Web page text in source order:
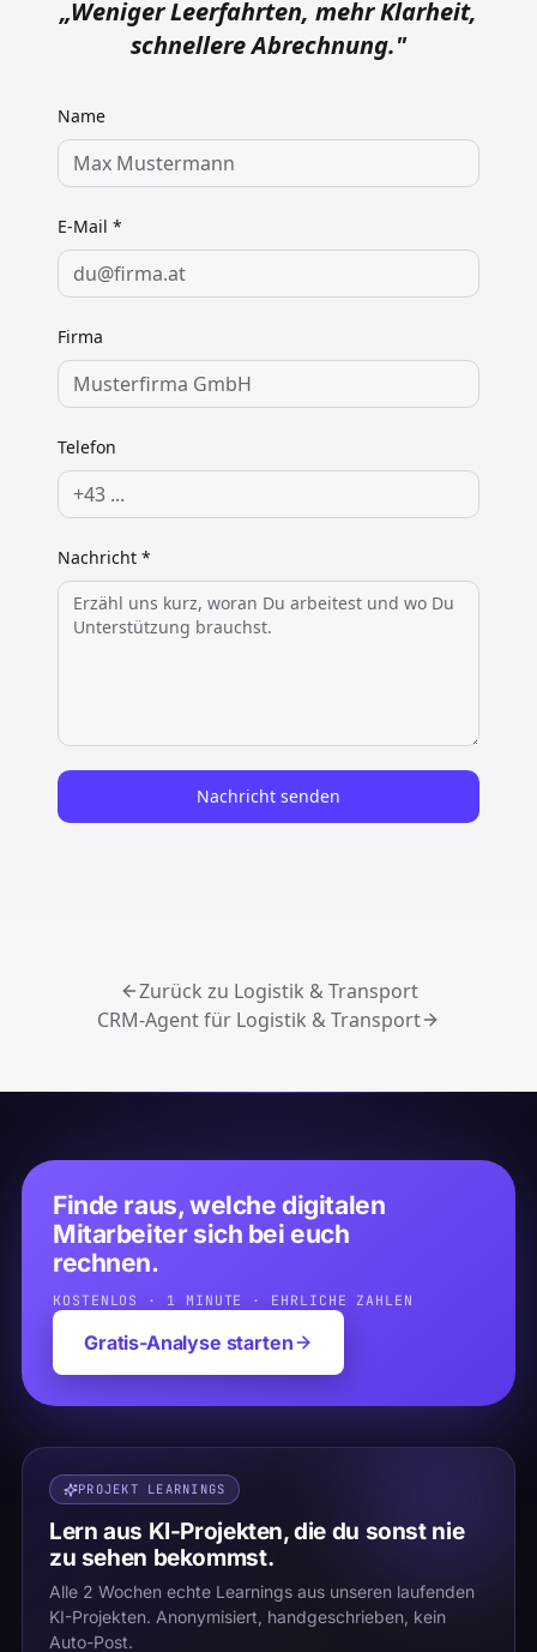
„Weniger Leerfahrten, mehr Klarheit,
schnellere Abrechnung."
Name
E-Mail *
Firma
Telefon
Nachricht *
Nachricht senden
Zurück zu Logistik & Transport
CRM-Agent für Logistik & Transport
Finde raus, welche digitalen
Mitarbeiter sich bei euch
rechnen.
KOSTENLOS · 1 MINUTE · EHRLICHE ZAHLEN
Gratis-Analyse starten
PROJEKT LEARNINGS
Lern aus KI-Projekten, die du sonst nie
zu sehen bekommst.
Alle 2 Wochen echte Learnings aus unseren laufenden
KI-Projekten. Anonymisiert, handgeschrieben, kein
Auto-Post.